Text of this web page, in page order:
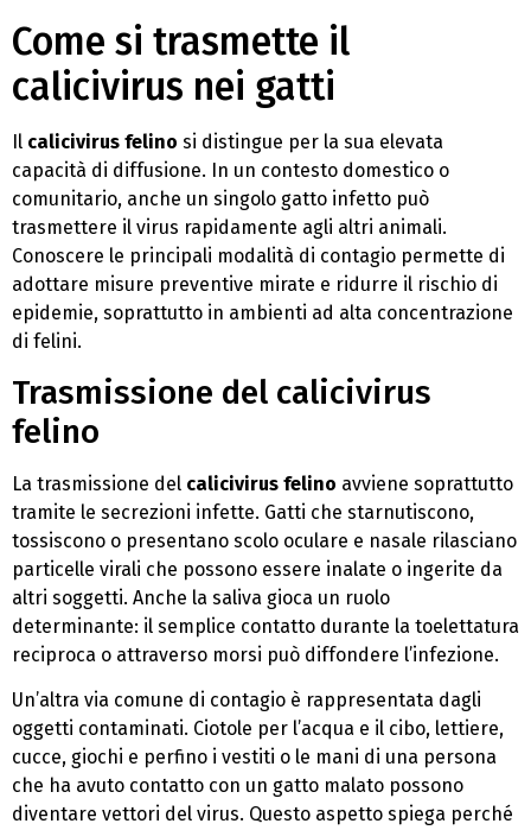
Come si trasmette il
calicivirus nei gatti
Il calicivirus felino si distingue per la sua elevata
capacità di diffusione. In un contesto domestico o
comunitario, anche un singolo gatto infetto può
trasmettere il virus rapidamente agli altri animali.
Conoscere le principali modalità di contagio permette di
adottare misure preventive mirate e ridurre il rischio di
epidemie, soprattutto in ambienti ad alta concentrazione
di felini.
Trasmissione del calicivirus
felino
La trasmissione del calicivirus felino avviene soprattutto
tramite le secrezioni infette. Gatti che starnutiscono,
tossiscono o presentano scolo oculare e nasale rilasciano
particelle virali che possono essere inalate o ingerite da
altri soggetti. Anche la saliva gioca un ruolo
determinante: il semplice contatto durante la toelettatura
reciproca o attraverso morsi può diffondere l’infezione.
Un’altra via comune di contagio è rappresentata dagli
oggetti contaminati. Ciotole per l’acqua e il cibo, lettiere,
cucce, giochi e perfino i vestiti o le mani di una persona
che ha avuto contatto con un gatto malato possono
diventare vettori del virus. Questo aspetto spiega perché